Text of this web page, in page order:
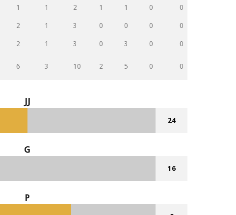
1 1 2 1 1 0 0
2 1 3 0 0 0 0
2 1 3 0 3 0 0
6 3 10 2 5 0 0
JJ
24
G
16
P